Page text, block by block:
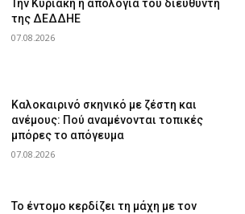
Την Κυριακή η απολογία του διευθυντή
της ΔΕΔΔΗΕ
07.08.2026
Καλοκαιρινό σκηνικό με ζέστη και
ανέμους: Πού αναμένονται τοπικές
μπόρες το απόγευμα
07.08.2026
Το έντομο κερδίζει τη μάχη με τον